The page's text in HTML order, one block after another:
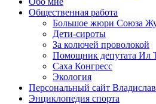
Общественная работа
Большое жюри Союза
Дети-сироты
За колючей проволокой
Помощник депутата
Саха Конгресс
Экология
Персональный сайт
Энциклопедия спорта